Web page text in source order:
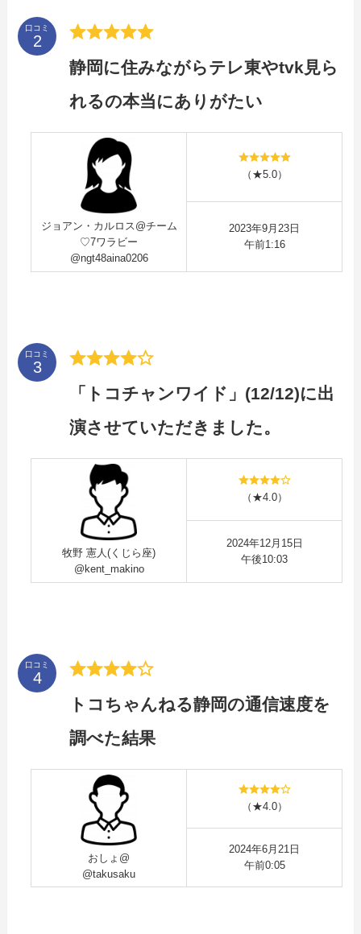
口コミ
静岡に住みながらテレ東やtvk見ら
れるの本当にありがたい
ジョアン・カルロス@チーム
♡7ワラビー
@ngt48aina0206
（★5.0）
2023年9月23日
午前1:16
口コミ
「トコチャンワイド」(12/12)に出
演させていただきました。
牧野 憲人(くじら座)
@kent_makino
（★4.0）
2024年12月15日
午後10:03
口コミ
トコちゃんねる静岡の通信速度を
調べた結果
おしょ@
@takusaku
（★4.0）
2024年6月21日
午前0:05